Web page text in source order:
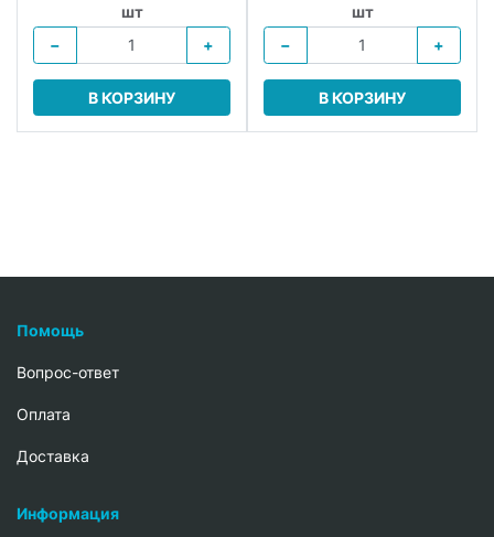
шт
−
+
В КОРЗИНУ
шт
−
+
В КОРЗИНУ
Помощь
Вопрос-ответ
Oплата
Доставка
Информация